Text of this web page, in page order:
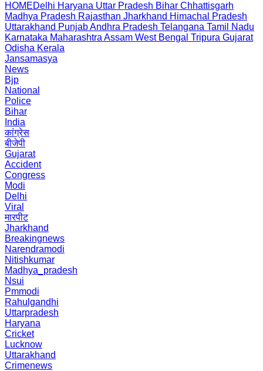
HOMEDelhi Haryana Uttar Pradesh Bihar Chhattisgarh
Madhya Pradesh Rajasthan Jharkhand Himachal Pradesh
Uttarakhand PunjabAndhra Pradesh Telangana Tamil Nadu
Karnataka Maharashtra Assam West Bengal Tripura Gujarat
Odisha Kerala
Jansamasya
News
Bjp
National
Police
Bihar
India
कांग्रेस
बीजेपी
Gujarat
Accident
Congress
Modi
Delhi
Viral
मारपीट
Jharkhand
Breakingnews
Narendramodi
Nitishkumar
Madhya_pradesh
Nsui
Pmmodi
Rahulgandhi
Uttarpradesh
Haryana
Cricket
Lucknow
Uttarakhand
Crimenews